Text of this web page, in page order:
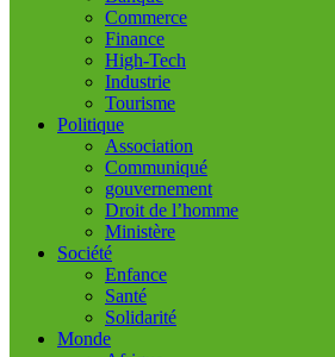
Commerce
Finance
High-Tech
Industrie
Tourisme
Politique
Association
Communiqué
gouvernement
Droit de l’homme
Ministère
Société
Enfance
Santé
Solidarité
Monde